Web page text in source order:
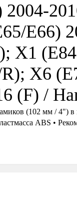
2004-
E66)
X1
X6
(F) /
(102 мм /
ABS •